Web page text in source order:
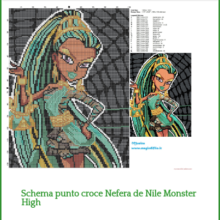
Alfabeto
Bambini
Disney
Thun
Schema punto croce Nefera de Nile Monster
High